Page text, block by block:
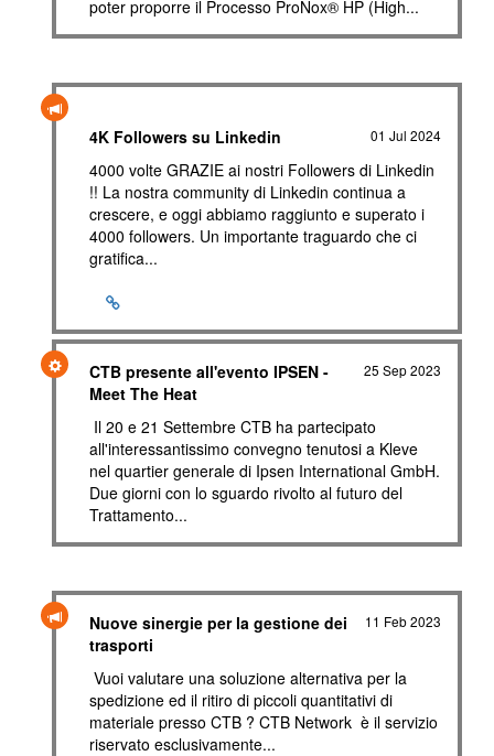
poter proporre il Processo ProNox® HP (High...
01 Jul 2024
4K Followers su Linkedin
4000 volte GRAZIE ai nostri Followers di Linkedin
!! La nostra community di Linkedin continua a
crescere, e oggi abbiamo raggiunto e superato i
4000 followers. Un importante traguardo che ci
gratifica...
25 Sep 2023
CTB presente all'evento IPSEN -
Meet The Heat
Il 20 e 21 Settembre CTB ha partecipato
all'interessantissimo convegno tenutosi a Kleve
nel quartier generale di Ipsen International GmbH.
Due giorni con lo sguardo rivolto al futuro del
Trattamento...
11 Feb 2023
Nuove sinergie per la gestione dei
trasporti
Vuoi valutare una soluzione alternativa per la
spedizione ed il ritiro di piccoli quantitativi di
materiale presso CTB ? CTB Network è il servizio
riservato esclusivamente...